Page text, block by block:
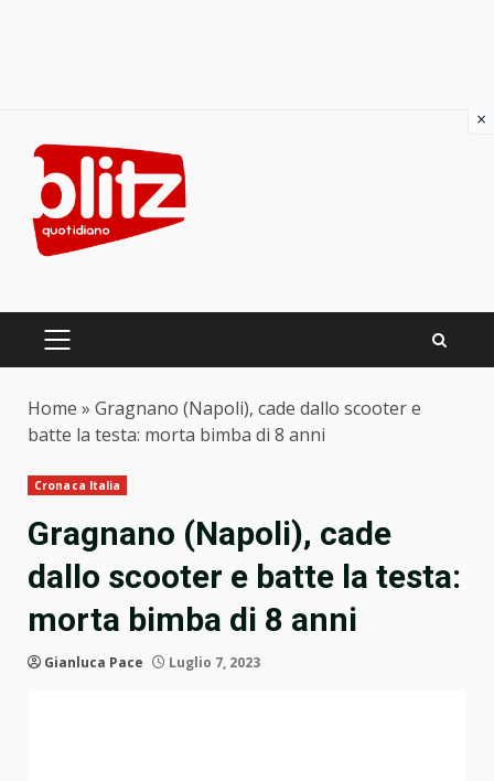
content
PRIMARY
Home » Gragnano (Napoli), cade dallo scooter e
batte la testa: morta bimba di 8 anni
Cronaca Italia
Gragnano (Napoli), cade
dallo scooter e batte la testa:
morta bimba di 8 anni
Gianluca Pace Luglio 7, 2023
×